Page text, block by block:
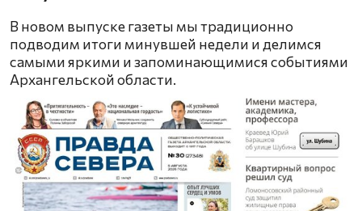
В новом выпуске газеты мы традиционно
подводим итоги минувшей недели и делимся
самыми яркими и запоминающимися событиями
Архангельской области.